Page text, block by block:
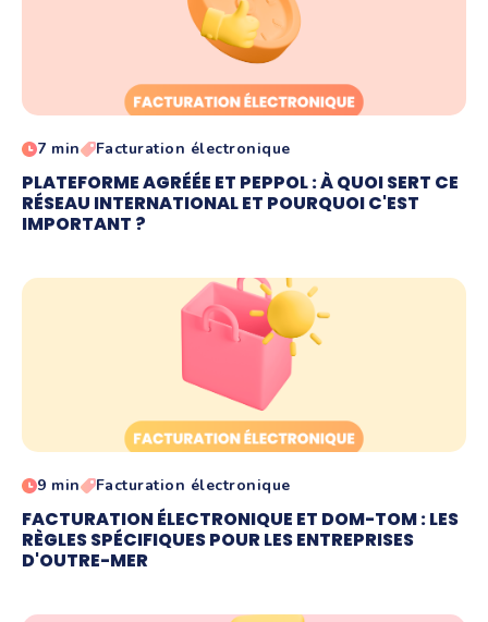
7 min Facturation électronique
PLATEFORME AGRÉÉE ET PEPPOL : À QUOI SERT CE
RÉSEAU INTERNATIONAL ET POURQUOI C'EST
IMPORTANT ?
9 min Facturation électronique
FACTURATION ÉLECTRONIQUE ET DOM-TOM : LES
RÈGLES SPÉCIFIQUES POUR LES ENTREPRISES
D'OUTRE-MER